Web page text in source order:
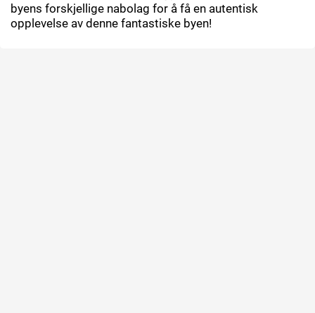
byens forskjellige nabolag for å få en autentisk
opplevelse av denne fantastiske byen!